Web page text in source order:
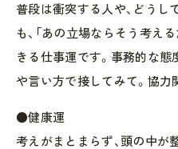
普段は衝突する人や、どうし
も、「あの立場ならそう考え
きる仕事運です。事務的な態
や言い方で接してみて。協力
●健康運
考えがまとまらず、頭の中が